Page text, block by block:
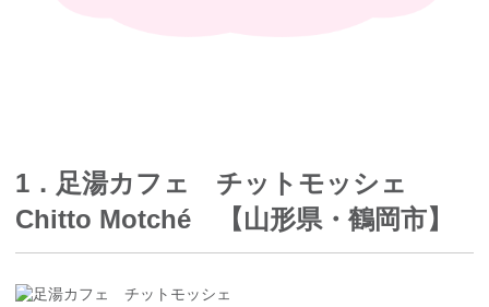
1．足湯カフェ チットモッシェ
Chitto Motché 【山形県・鶴岡市】